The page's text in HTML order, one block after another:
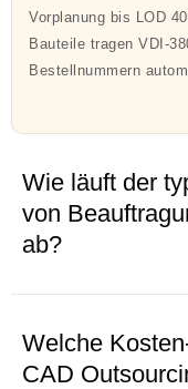
Vorplanung bis LOD
Bauteile tragen VDI-
Bestellnummern
Wie läuft der
von
ab?
Welche
CAD